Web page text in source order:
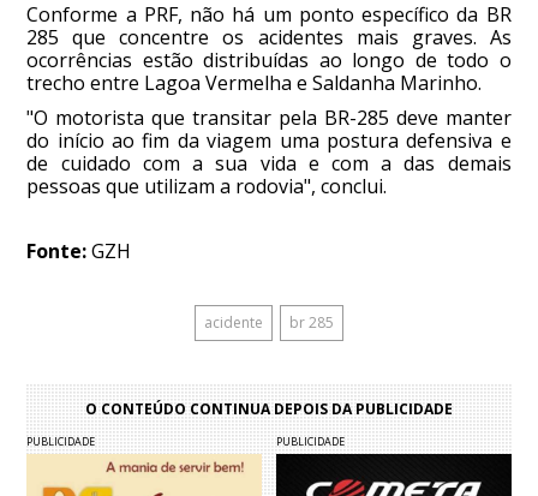
Conforme a PRF, não há um ponto específico da BR
285 que concentre os acidentes mais graves. As
ocorrências estão distribuídas ao longo de todo o
trecho entre Lagoa Vermelha e Saldanha Marinho.
"O motorista que transitar pela BR-285 deve manter
do início ao fim da viagem uma postura defensiva e
de cuidado com a sua vida e com a das demais
pessoas que utilizam a rodovia", conclui.
Fonte:GZH
acidente br 285
O CONTEÚDO CONTINUA DEPOIS DA PUBLICIDADE
PUBLICIDADE PUBLICIDADE